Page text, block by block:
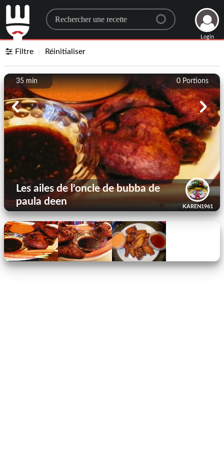
Search for a recipe
Login
Filtre Réinitialiser
0 Portions
35 min
KAREN1961
Les ailes de l'oncle de bubba de
paula deen